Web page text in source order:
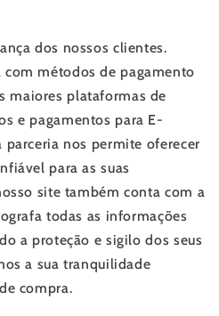
dos nossos clientes.
com métodos de pagamento
maiores plataformas de
e pagamentos para E-
parceria nos permite oferecer
para as suas
site também conta com a
todas as informações
a proteção e sigilo dos seus
a sua tranquilidade
compra.